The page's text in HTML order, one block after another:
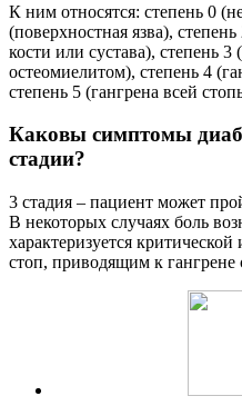
К ним относятся: степень 0
(поверхностная язва),
кости или сустава), степень 3
остеомиелитом), степень 4
степень 5 (гангрена всей
Каковы симптомы
стадии?
3 стадия – пациент может
В некоторых случаях боль
характеризуется
стоп, приводящим к гангрене